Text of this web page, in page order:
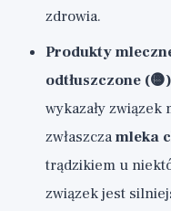
zdrowia.
Produkty
odtłuszczone
wykazały związek
zwłaszczamleka
trądzikiem u
związek jest